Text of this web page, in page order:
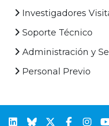
Investigadores
Soporte Técnico
Administración y
Personal Previo